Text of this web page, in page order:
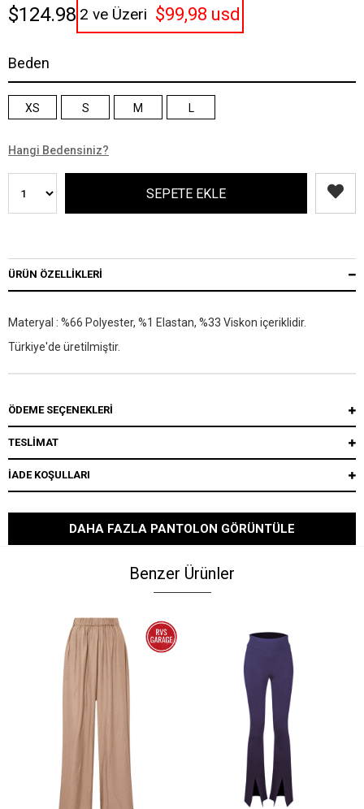
$124.98 2 ve Üzeri $99,98 usd
Beden
XS S M L
Hangi Bedensiniz?
ÜRÜN ÖZELLIKLERI
Materyal : %66 Polyester, %1 Elastan, %33 Viskon içeriklidir.
Türkiye'de üretilmiştir.
ÖDEME SEÇENEKLERI
TESLİMAT
İADE KOŞULLARI
DAHA FAZLA PANTOLON GÖRÜNTÜLE
Benzer Ürünler